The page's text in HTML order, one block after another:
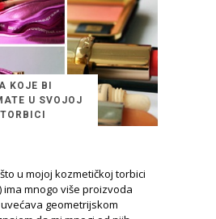
KOJE BI
U SVOJOJ
u mojoj kozmetičkoj torbici
ima mnogo više proizvoda
geometrijskom